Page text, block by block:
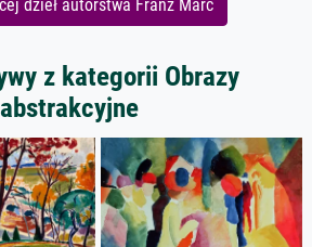
dzieł autorstwa Franz Marc
z kategorii Obrazy
abstrakcyjne